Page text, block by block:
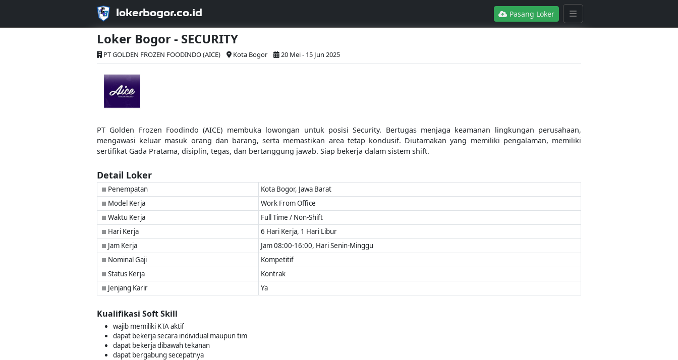
lokerbogor.co.id Pasang Loker
Loker Bogor - SECURITY
PT GOLDEN FROZEN FOODINDO (AICE) Kota Bogor 20 Mei - 15 Jun 2025
PT Golden Frozen Foodindo (AICE) membuka lowongan untuk posisi Security. Bertugas menjaga keamanan lingkungan perusahaan,
mengawasi keluar masuk orang dan barang, serta memastikan area tetap kondusif. Diutamakan yang memiliki pengalaman, memiliki
sertifikat Gada Pratama, disiplin, tegas, dan bertanggung jawab. Siap bekerja dalam sistem shift.
Detail Loker
■ Penempatan Kota Bogor, Jawa Barat
■ Model Kerja Work From Office
■ Waktu Kerja Full Time / Non-Shift
■ Hari Kerja 6 Hari Kerja, 1 Hari Libur
■ Jam Kerja Jam 08:00-16:00, Hari Senin-Minggu
■ Nominal Gaji Kompetitif
■ Status Kerja Kontrak
■ Jenjang Karir Ya
Kualifikasi Soft Skill
wajib memiliki KTA aktif
dapat bekerja secara individual maupun tim
dapat bekerja dibawah tekanan
dapat bergabung secepatnya